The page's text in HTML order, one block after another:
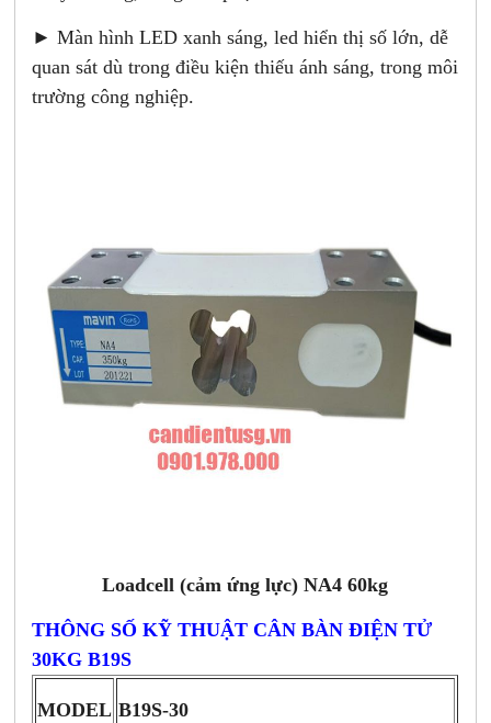
► Màn hình LED xanh sáng, led hiển thị số lớn, dễ
quan sát dù trong điều kiện thiếu ánh sáng, trong môi
trường công nghiệp.
Loadcell (cảm ứng lực) NA4 60kg
THÔNG SỐ KỸ THUẬT CÂN BÀN ĐIỆN TỬ
30KG B19S
MODEL B19S-30